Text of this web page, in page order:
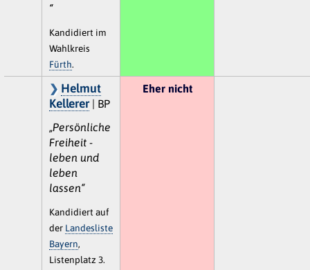
“
Kandidiert im
Wahlkreis
Fürth.
Helmut
Kellerer| BP
„Persönliche
Freiheit -
leben und
leben
lassen“
Kandidiert auf
der Landesliste
Bayern,
Listenplatz 3.
Eher nicht